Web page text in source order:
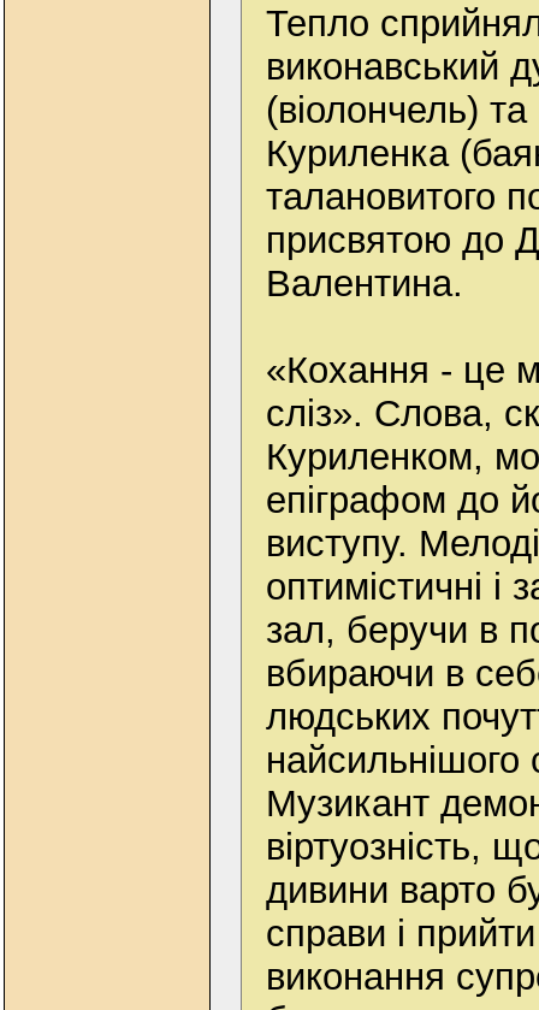
Тепло
виконавський
(віолончель)
Куриленка
талановитого
присвятою до
Валентина.
«Кохання - це
сліз». Слова,
Куриленком,
епіграфом до
виступу.
оптимістичні і
зал, беручи в
вбираючи в
людських
Музикант
віртуозність,
дивини варто
справи і
виконання